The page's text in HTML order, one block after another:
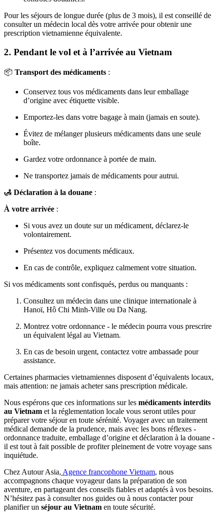
Pour les séjours de longue durée (plus de 3 mois), il est conseillé de
consulter un médecin local dès votre arrivée pour obtenir une
prescription vietnamienne équivalente.
2. Pendant le vol et à l’arrivée au Vietnam
📦 Transport des médicaments :
Conservez tous vos médicaments dans leur emballage
d’origine avec étiquette visible.
Emportez-les dans votre bagage à main (jamais en soute).
Évitez de mélanger plusieurs médicaments dans une seule
boîte.
Gardez votre ordonnance à portée de main.
Ne transportez jamais de médicaments pour autrui.
🛃 Déclaration à la douane :
À votre arrivée :
Si vous avez un doute sur un médicament, déclarez-le
volontairement.
Présentez vos documents médicaux.
En cas de contrôle, expliquez calmement votre situation.
Si vos médicaments sont confisqués, perdus ou manquants :
Consultez un médecin dans une clinique internationale à
Hanoï, Hô Chi Minh-Ville ou Da Nang.
Montrez votre ordonnance - le médecin pourra vous prescrire
un équivalent légal au Vietnam.
En cas de besoin urgent, contactez votre ambassade pour
assistance.
Certaines pharmacies vietnamiennes disposent d’équivalents locaux,
mais attention: ne jamais acheter sans prescription médicale.
Nous espérons que ces informations sur les médicaments interdits
au Vietnam et la réglementation locale vous seront utiles pour
préparer votre séjour en toute sérénité. Voyager avec un traitement
médical demande de la prudence, mais avec les bons réflexes -
ordonnance traduite, emballage d’origine et déclaration à la douane -
il est tout à fait possible de profiter pleinement de votre voyage sans
inquiétude.
Chez Autour Asia, Agence francophone Vietnam, nous
accompagnons chaque voyageur dans la préparation de son
aventure, en partageant des conseils fiables et adaptés à vos besoins.
N’hésitez pas à consulter nos guides ou à nous contacter pour
planifier un séjour au Vietnam en toute sécurité.